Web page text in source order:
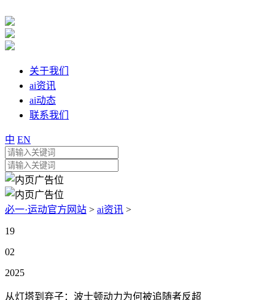
关于我们
ai资讯
ai动态
联系我们
中 EN
必一·运动官方网站 > ai资讯 >
19
02
2025
从灯塔到弃子：波士顿动力为何被追随者反超